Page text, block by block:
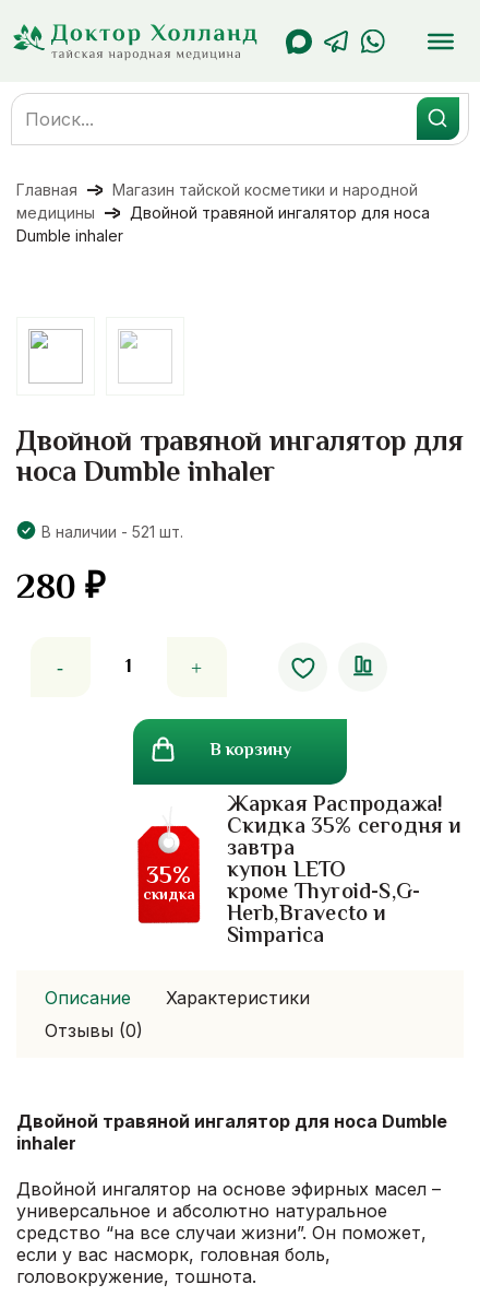
содержанию
Search
for:
Главная
Магазин тайской косметики и народной
медицины
Двойной травяной ингалятор для носа
Dumble inhaler
Двойной травяной ингалятор для
носа Dumble inhaler
В наличии - 521 шт.
280₽
товара
В корзину
Жаркая Распродажа!
Скидка 35% сегодня и
завтра
купон LETO
кроме Thyroid-S,G-
Herb,Bravecto и
Simparica
35%
скидка
Описание
Характеристики
Отзывы (0)
Двойной травяной ингалятор для носа Dumble
inhaler
Двойной ингалятор на основе эфирных масел –
универсальное и абсолютно натуральное
средство “на все случаи жизни”. Он поможет,
если у вас насморк, головная боль,
головокружение, тошнота.